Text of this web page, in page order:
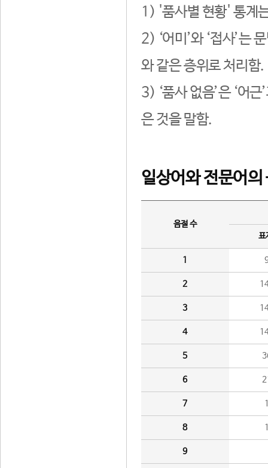
1) '품사별 현황' 통계
2) ‘어미’와 ‘접사’는
와 같은 층위로 처리함.
3) ‘품사 없음’은 ‘어
은 것을 말함.
일상어와 전문어의
음절 수
표
1
2
3
4
5
6
7
8
9